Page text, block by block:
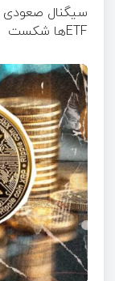
سیگنال صعودی
ETFها شکست